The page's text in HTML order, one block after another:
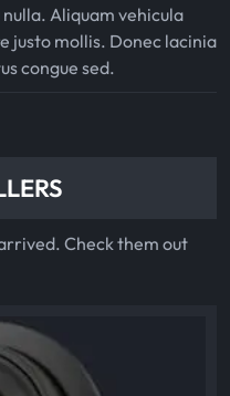
Aliquam vehicula
justo mollis. Donec lacinia
congue sed.
Check them out